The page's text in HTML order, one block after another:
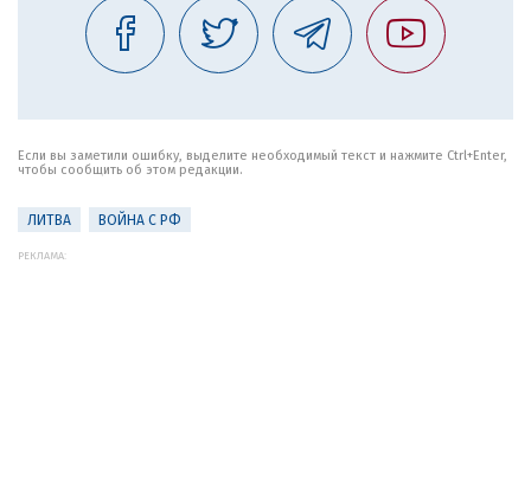
Если вы заметили ошибку, выделите необходимый текст и нажмите Ctrl+Enter,
чтобы сообщить об этом редакции.
ЛИТВА ВОЙНА С РФ
РЕКЛАМА: